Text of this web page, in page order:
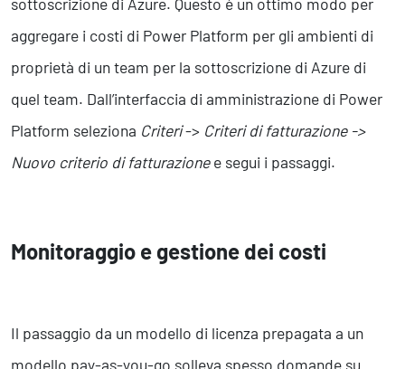
aggregare i costi di Power Platform per gli ambienti di
proprietà di un team per la sottoscrizione di Azure di
quel team. Dall’interfaccia di amministrazione di Power
Platform seleziona Criteri-> Criteri di fatturazione ->
Nuovo criterio di fatturazionee segui i passaggi.
Monitoraggio e gestione dei costi
Il passaggio da un modello di licenza prepagata a un
modello pay-as-you-go solleva spesso domande su